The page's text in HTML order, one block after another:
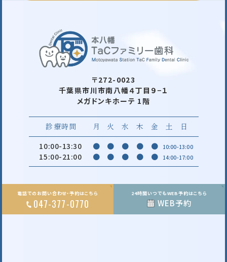
〒272-0023
千葉県市川市南八幡４丁目９−１
メガドンキホーテ 1階
診療時間 月 火 水 木 金 土
日
10:00-13:30
● ● ● ● ● 10:00-13:00
15:00-21:00 ● ● ● ● ● 14:00-17:00
電話でのお問い合わせ・予約はこちら
047-377-0770
24時間いつでもWEB予約はこちら
WEB予約